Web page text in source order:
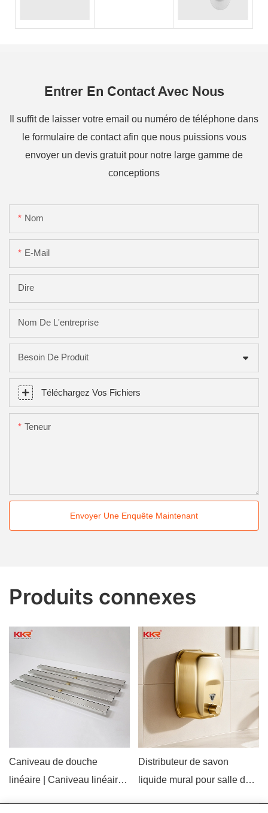
Entrer En Contact Avec Nous
Il suffit de laisser votre email ou numéro de téléphone dans
le formulaire de contact afin que nous puissions vous
envoyer un devis gratuit pour notre large gamme de
conceptions
Nom
E-Mail
Dire
Nom De L'entreprise
Besoin De Produit
Téléchargez Vos Fichiers
Teneur
Envoyer Une Enquête Maintenant
Produits connexes
Caniveau de douche
linéaire | Caniveau linéaire
Distributeur de savon
liquide mural pour salle de